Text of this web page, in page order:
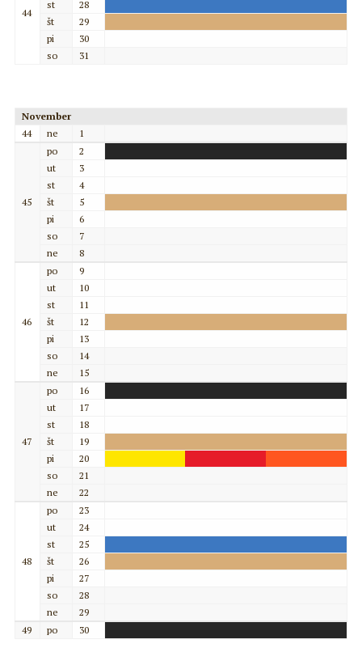
44
st
28
št
29
pi
30
so
31
November
44
ne 1
45
po
2
ut
3
st
4
št
5
pi
6
so
7
ne
8
46
po
9
ut
10
st
11
št
12
pi
13
so
14
ne
15
47
po
16
ut
17
st
18
št
19
pi
20
so
21
ne
22
48
po
23
ut
24
st
25
št
26
pi
27
so
28
ne
29
49
po 30